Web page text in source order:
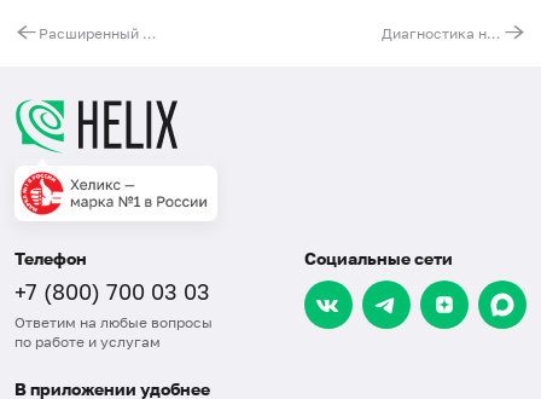
Расширенный комплексный анализ на наличие тяжёлых металлов и микроэлементов (40 показателей) Диагностика нарушения обмена пуринов и пиримидинов в крови
Телефон
+7 (800) 700 03 03
Ответим на любые вопросы
по работе и услугам
Социальные сети
В приложении удобнее